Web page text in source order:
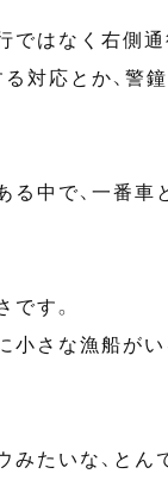
ではなく右側通
る対応とか、警
る中で、一番車
です。
小さな漁船がい
みたいな、とん